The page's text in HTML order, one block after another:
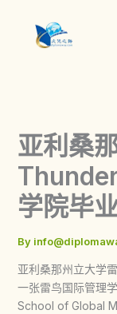
content
亚利桑
学院毕
By
亚利桑那州立大学
一张雷鸟国际管理
School of Global